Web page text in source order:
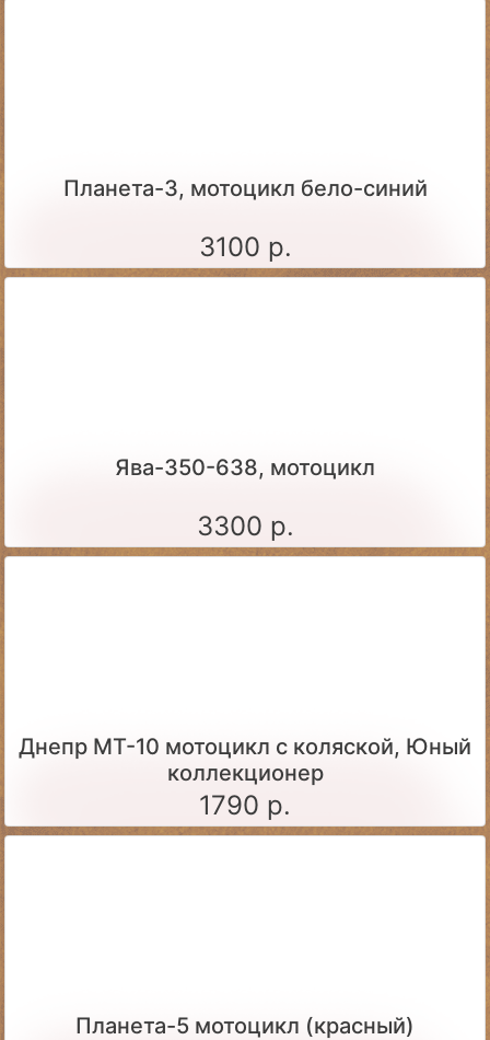
Планета-3, мотоцикл бело-синий
3100 р.
Ява-350-638, мотоцикл
3300 р.
Днепр МТ-10 мотоцикл с коляской, Юный
коллекционер
1790 р.
Планета-5 мотоцикл (красный)